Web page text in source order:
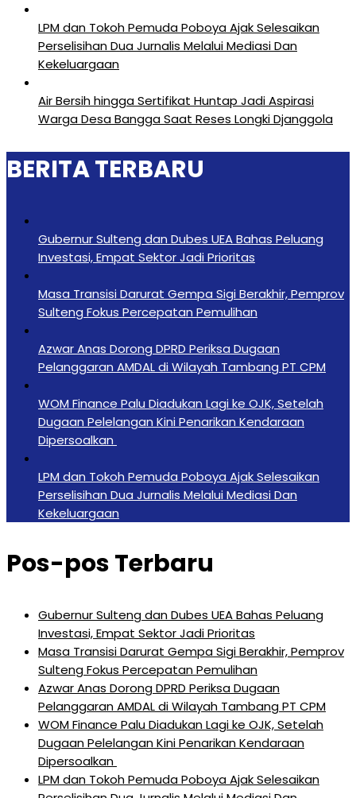
LPM dan Tokoh Pemuda Poboya Ajak Selesaikan
Perselisihan Dua Jurnalis Melalui Mediasi Dan
Kekeluargaan
Air Bersih hingga Sertifikat Huntap Jadi Aspirasi
Warga Desa Bangga Saat Reses Longki Djanggola
BERITA TERBARU
Gubernur Sulteng dan Dubes UEA Bahas Peluang
Investasi, Empat Sektor Jadi Prioritas
Masa Transisi Darurat Gempa Sigi Berakhir, Pemprov
Sulteng Fokus Percepatan Pemulihan
Azwar Anas Dorong DPRD Periksa Dugaan
Pelanggaran AMDAL di Wilayah Tambang PT CPM
‎WOM Finance Palu Diadukan Lagi ke OJK, Setelah
Dugaan Pelelangan Kini Penarikan Kendaraan
Dipersoalkan ‎
LPM dan Tokoh Pemuda Poboya Ajak Selesaikan
Perselisihan Dua Jurnalis Melalui Mediasi Dan
Kekeluargaan
Pos-pos Terbaru
Gubernur Sulteng dan Dubes UEA Bahas Peluang
Investasi, Empat Sektor Jadi Prioritas
Masa Transisi Darurat Gempa Sigi Berakhir, Pemprov
Sulteng Fokus Percepatan Pemulihan
Azwar Anas Dorong DPRD Periksa Dugaan
Pelanggaran AMDAL di Wilayah Tambang PT CPM
‎WOM Finance Palu Diadukan Lagi ke OJK, Setelah
Dugaan Pelelangan Kini Penarikan Kendaraan
Dipersoalkan ‎
LPM dan Tokoh Pemuda Poboya Ajak Selesaikan